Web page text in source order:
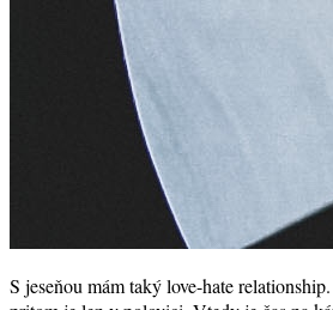
S jeseňou mám taký love-hate